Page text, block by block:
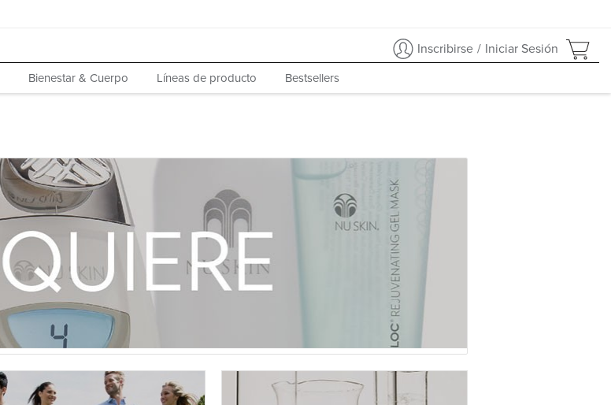
Inscribirse / Iniciar Sesión
Bienestar & Cuerpo Líneas de producto Bestsellers